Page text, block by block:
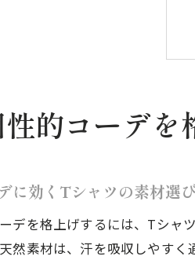
的コーデ
に効くTシャツの素材選び
デを格上げするには、Tシャ
然素材は、汗を吸収しやすく